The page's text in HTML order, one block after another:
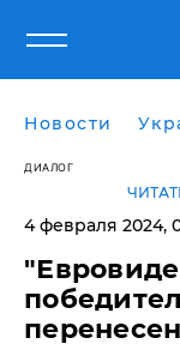
Новости
ДИАЛОГ
4 февраля 2024,